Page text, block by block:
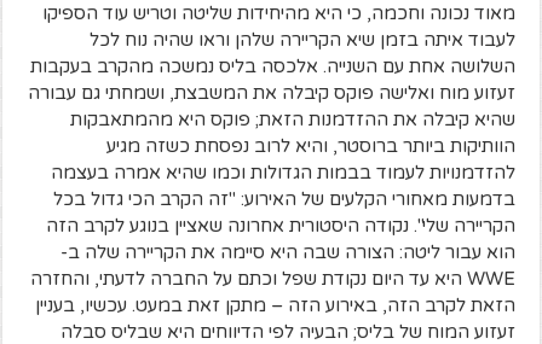
מאוד נכונה וחכמה, כי היא מהיחידות שליטה וטריש עוד הספיקו
לעבוד איתה בזמן שיא הקריירה שלהן וראו שהיה נוח לכל
השלושה אחת עם השנייה. אלכסה בליס נמשכה מהקרב בעקבות
זעזוע מוח ואלישה פוקס קיבלה את המשבצת, ושמחתי גם עבורה
שהיא קיבלה את ההזדמנות הזאת; פוקס היא מהמתאבקות
הוותיקות ביותר ברוסטר, והיא לרוב נפסחת כשזה מגיע
להזדמנויות לעמוד בבמות הגדולות וכמו שהיא אמרה בעצמה
בדמעות מאחורי הקלעים של האירוע: "זה הקרב הכי גדול בכל
הקריירה שלי". נקודה היסטורית אחרונה שאציין בנוגע לקרב הזה
הוא עבור ליטה: הצורה שבה היא סיימה את הקריירה שלה ב-
WWE היא עד היום נקודת שפל וכתם על החברה לדעתי, והחזרה
הזאת לקרב הזה, באירוע הזה – מתקן זאת במעט. עכשיו, בעניין
זעזוע המוח של בליס; הבעיה לפי הדיווחים היא שבליס סבלה